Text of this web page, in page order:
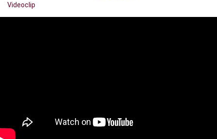
Videoclip